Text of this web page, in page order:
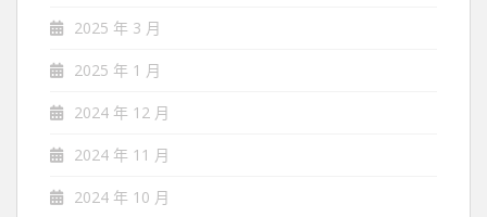
2025 年 3 月
2025 年 1 月
2024 年 12 月
2024 年 11 月
2024 年 10 月